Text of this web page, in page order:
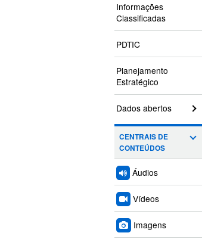
Informações
Classificadas
PDTIC
Planejamento
Estratégico
Dados abertos
CENTRAIS DE
CONTEÚDOS
Áudios
Vídeos
Imagens